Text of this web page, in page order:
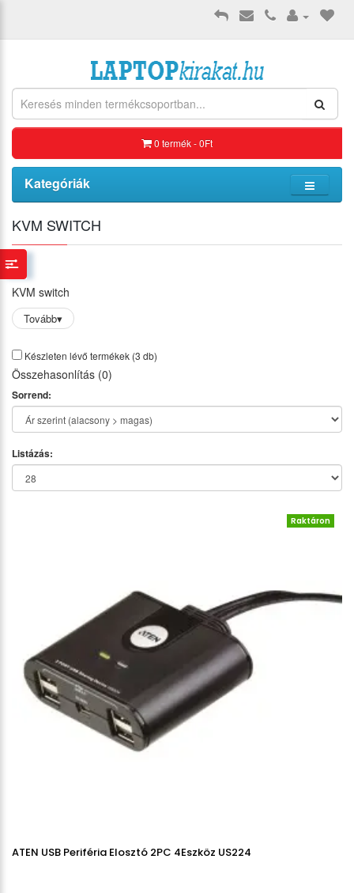
0 termék - 0Ft
Kategóriák
KVM SWITCH
KVM switch
Tovább▾
Készleten lévő termékek (3 db)
Összehasonlítás (0)
Sorrend:
Listázás:
Raktáron
ATEN USB Periféria Elosztó 2PC 4Eszköz US224